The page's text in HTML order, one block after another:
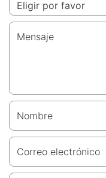
Mensaje
Nombre
Correo electrónico